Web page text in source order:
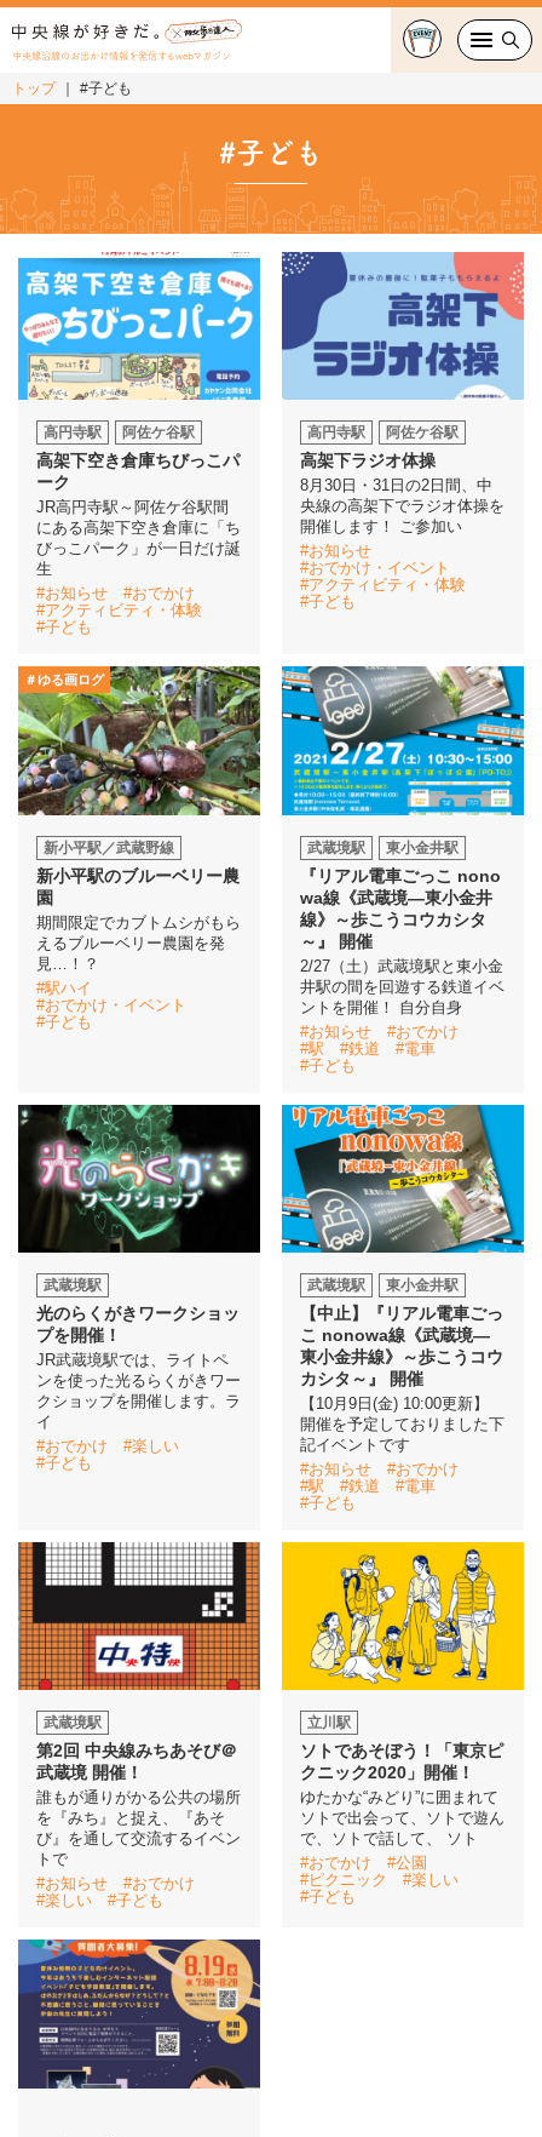
中央線沿線のお出かけ情報を発信するwebマガジン
スイーツ・テイクアウト
ショッピング
中央線カルチャー
特集
連載
中央線フェス
イベント情報
駅から探す
トップ #子ども
#子ども
高円寺駅 阿佐ケ谷駅
高架下空き倉庫ちびっこパ
ーク
JR高円寺駅～阿佐ケ谷駅間
にある高架下空き倉庫に「ち
びっこパーク」が一日だけ誕
生
#お知らせ
#おでかけ
#アクティビティ・体験
#子ども
高円寺駅 阿佐ケ谷駅
高架下ラジオ体操
8月30日・31日の2日間、中
央線の高架下でラジオ体操を
開催します！ ご参加い
#お知らせ
#おでかけ・イベント
#アクティビティ・体験
#子ども
＃ゆる画ログ
新小平駅／武蔵野線
新小平駅のブルーベリー農
園
期間限定でカブトムシがもら
えるブルーベリー農園を発
見…！？
#駅ハイ
#おでかけ・イベント
#子ども
武蔵境駅 東小金井駅
『リアル電車ごっこ nono
wa線《武蔵境―東小金井
線》～歩こうコウカシタ
～』 開催
2/27（土）武蔵境駅と東小金
井駅の間を回遊する鉄道イベ
ントを開催！ 自分自身
#お知らせ
#おでかけ
#駅
#鉄道
#電車
#子ども
武蔵境駅
光のらくがきワークショッ
プを開催！
JR武蔵境駅では、ライトペ
ンを使った光るらくがきワー
クショップを開催します。ラ
イ
#おでかけ
#楽しい
#子ども
武蔵境駅 東小金井駅
【中止】『リアル電車ごっ
こ nonowa線《武蔵境―
東小金井線》～歩こうコウ
カシタ～』 開催
【10月9日(金) 10:00更新】
開催を予定しておりました下
記イベントです
#お知らせ
#おでかけ
#駅
#鉄道
#電車
#子ども
武蔵境駅
第2回 中央線みちあそび＠
武蔵境 開催！
誰もが通りがかる公共の場所
を『みち』と捉え、『あそ
び』を通して交流するイベン
トで
#お知らせ
#おでかけ
#楽しい
#子ども
立川駅
ソトであそぼう！「東京ピ
クニック2020」開催！
ゆたかな“みどり”に囲まれて
ソトで出会って、ソトで遊ん
で、ソトで話して、 ソト
#おでかけ
#公園
#ピクニック
#楽しい
#子ども